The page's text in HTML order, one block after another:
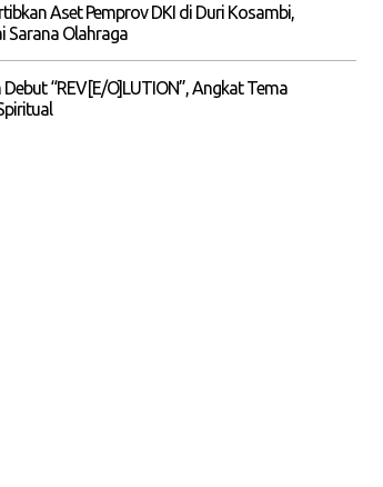
Aset Pemprov DKI di Duri Kosambi,
Sarana Olahraga
“REV[E/O]LUTION”, Angkat Tema